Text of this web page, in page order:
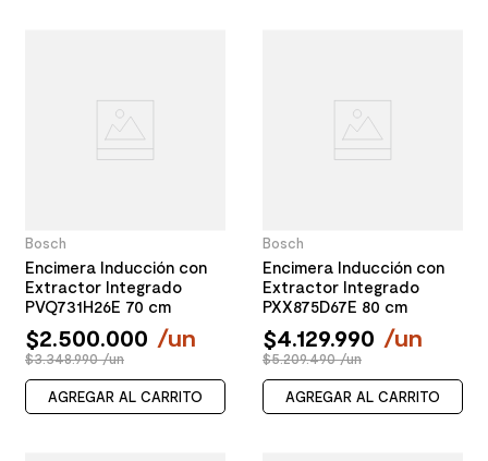
Bosch
Encimera Inducción con
Extractor Integrado
PVQ731H26E 70 cm
$2.500.000 /un
$3.348.990 /un
AGREGAR AL CARRITO
Bosch
Encimera Inducción con
Extractor Integrado
PXX875D67E 80 cm
$4.129.990 /un
$5.209.490 /un
AGREGAR AL CARRITO